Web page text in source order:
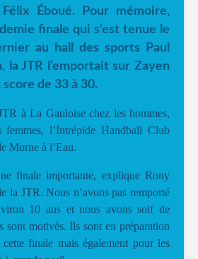
Félix Éboué. Pour mémoire,
finale qui s’est tenue le
au hall des sports Paul
la JTR l’emportait sur Zayen
score de 33 à 30.
à La Gauloise chez les hommes,
femmes, l’Intrépide Handball Club
Morne à l’Eau.
finale importante, explique Rony
la JTR. Nous n’avons pas remporté
10 ans et nous avons soif de
sont motivés. Ils sont en préparation
finale mais également pour les